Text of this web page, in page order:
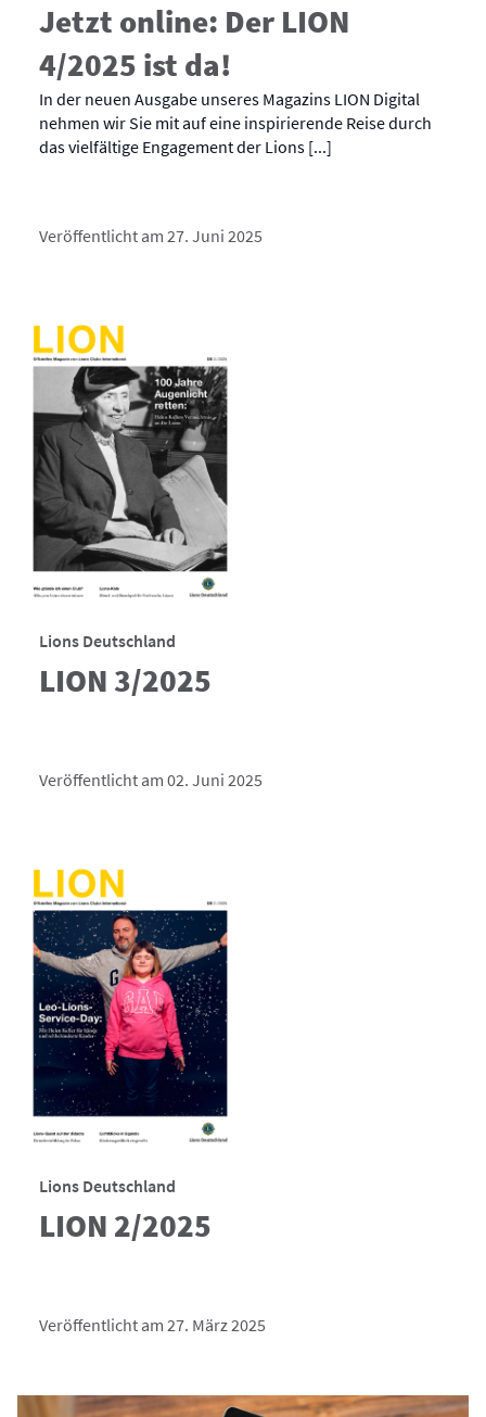
Jetzt online: Der LION
4/2025 ist da!
In der neuen Ausgabe unseres Magazins LION Digital
nehmen wir Sie mit auf eine inspirierende Reise durch
das vielfältige Engagement der Lions [...]
Veröffentlicht am 27. Juni 2025
Lions Deutschland
LION 3/2025
Veröffentlicht am 02. Juni 2025
Lions Deutschland
LION 2/2025
Veröffentlicht am 27. März 2025